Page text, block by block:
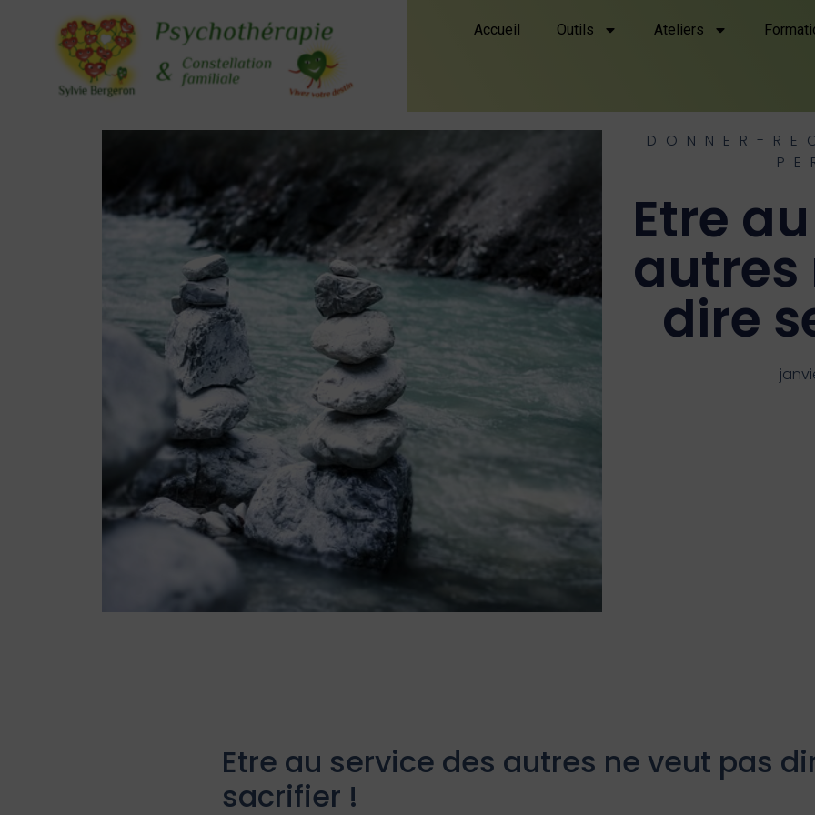
Accueil Outils Ateliers
DONNER-
Etre
autres
dire
Etre au service des autres ne veut pas
sacrifier !